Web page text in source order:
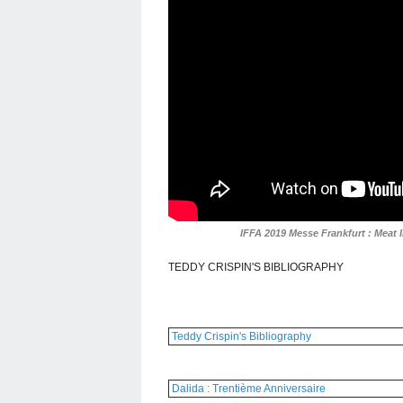
IFFA 2019 Messe Frankfurt :
TEDDY CRISPIN'S BIBLIOGRAPHY
Teddy Crispin's Bibliography
Dalida : Trentième Anniversaire